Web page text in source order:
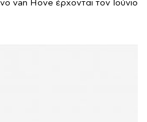
van Hove έρχονται τον Ιούνιο